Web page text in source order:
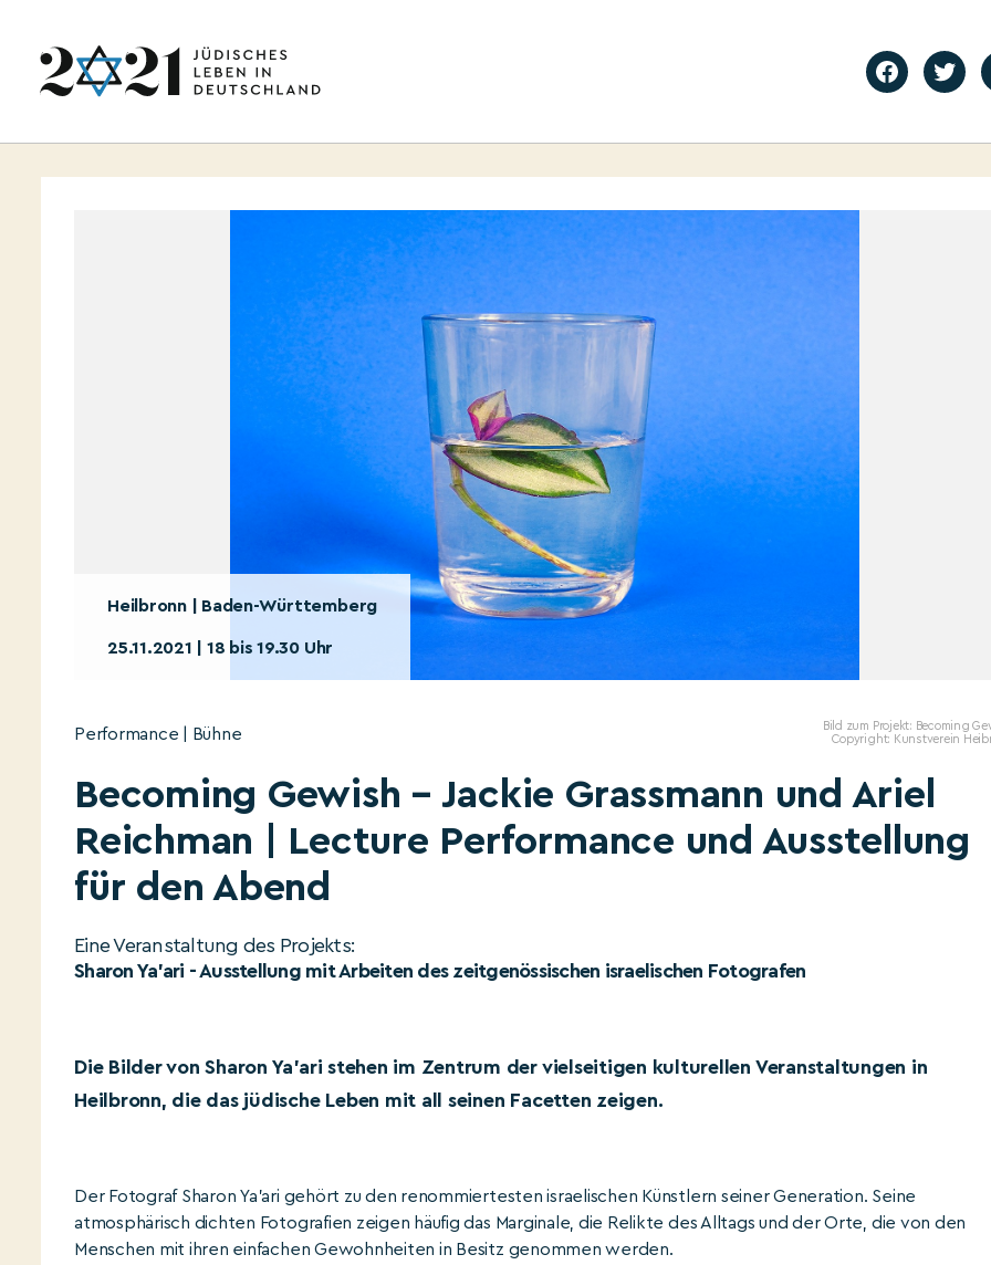
Heilbronn | Baden-Württemberg
25.11.2021 | 18 bis 19.30 Uhr
Bild zum Projekt: Becoming
Copyright: Kunstverein
Performance | Bühne
Becoming Gewish – Jackie Grassmann und Ariel
Reichman | Lecture Performance und Ausstellung
für den Abend
Eine Veranstaltung des Projekts:
Sharon Ya'ari - Ausstellung mit Arbeiten des zeitgenössischen israelischen Fotografen
Die Bilder von Sharon Ya'ari stehen im Zentrum der vielseitigen kulturellen Veranstaltungen in
Heilbronn, die das jüdische Leben mit all seinen Facetten zeigen.
Der Fotograf Sharon Ya’ari gehört zu den renommiertesten israelischen Künstlern seiner Generation. Seine
atmosphärisch dichten Fotografien zeigen häufig das Marginale, die Relikte des Alltags und der Orte, die von den
Menschen mit ihren einfachen Gewohnheiten in Besitz genommen werden.